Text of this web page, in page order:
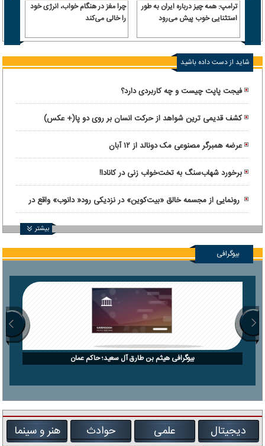
ترامپ: همه چیز درباره ایران به طور
استثنایی خوب پیش می‌رود
چرا مغز در هنگام خواب، انرژی خود
را خالی می‌کند
شاید از دست داده باشید
فیجت پاپت چیست و چه کاربردی دارد؟
کشف قدیمی ترین شواهد از حرکت انسان بر روی دو پا(+ عکس)
عرضه همبرگر مصنوعی مک دونالد از ۱۲ آبان
برخورد شهاب‌سنگ به تخت‌خواب زنی در کانادا!
رونمایی از مجسمه خالق «بیت‌کوین» در نزدیکی رود« دانوب» واقع در
بوداپست
بیشتر
بیوگرافی
بیوگرافی هیثم بن طارق آل سعید؛ حاکم عمان
دیجیتال علمی حوادث هنر و سینما